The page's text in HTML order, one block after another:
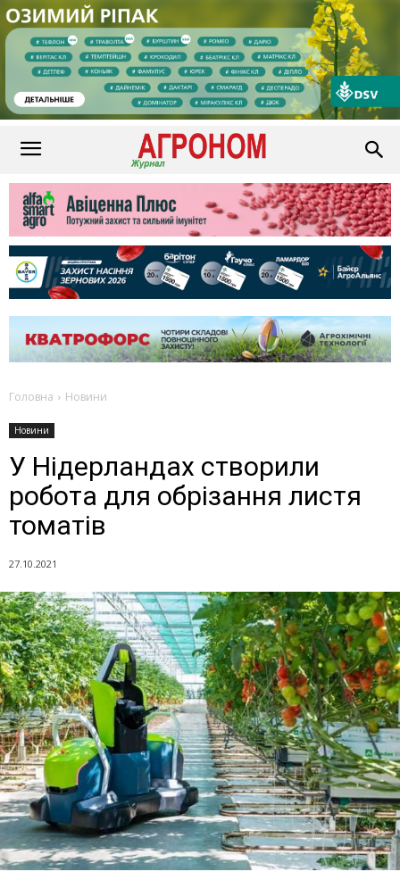
Головна Новини
Новини
У Нідерландах створили
робота для обрізання листя
томатів
27.10.2021